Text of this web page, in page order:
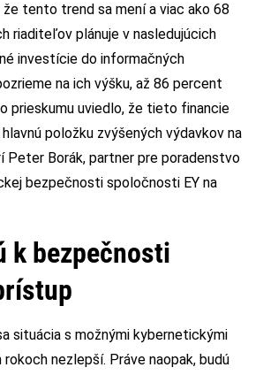
že tento trend sa mení a viac ako 68
riaditeľov plánuje v nasledujúcich
investície do informačných
na ich výšku, až 86 percent
prieskumu uviedlo, že tieto financie
položku zvýšených výdavkov na
Peter Borák, partner pre poradenstvo
bezpečnosti spoločnosti EY na
k bezpečnosti
situácia s možnými kybernetickými
nezlepší. Práve naopak, budú